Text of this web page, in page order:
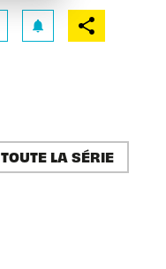
notifications
TOUTE LA SÉRIE